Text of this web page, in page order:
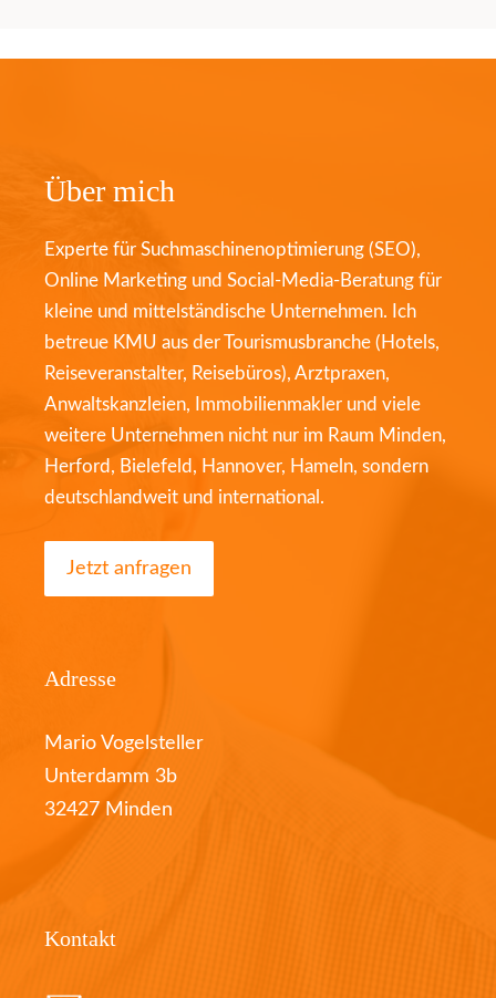
Über mich
Experte für Suchmaschinenoptimierung (SEO),
Online Marketing und Social-Media-Beratung für
kleine und mittelständische Unternehmen. Ich
betreue KMU aus der Tourismusbranche (Hotels,
Reiseveranstalter, Reisebüros), Arztpraxen,
Anwaltskanzleien, Immobilienmakler und viele
weitere Unternehmen nicht nur im Raum Minden,
Herford, Bielefeld, Hannover, Hameln, sondern
deutschlandweit und international.
Jetzt anfragen
Adresse
Mario Vogelsteller
Unterdamm 3b
32427 Minden
Kontakt